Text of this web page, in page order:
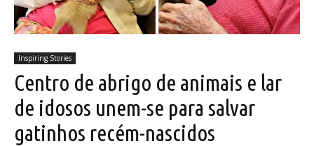
Inspiring Stories
Centro de abrigo de animais e lar
de idosos unem-se para salvar
gatinhos recém-nascidos